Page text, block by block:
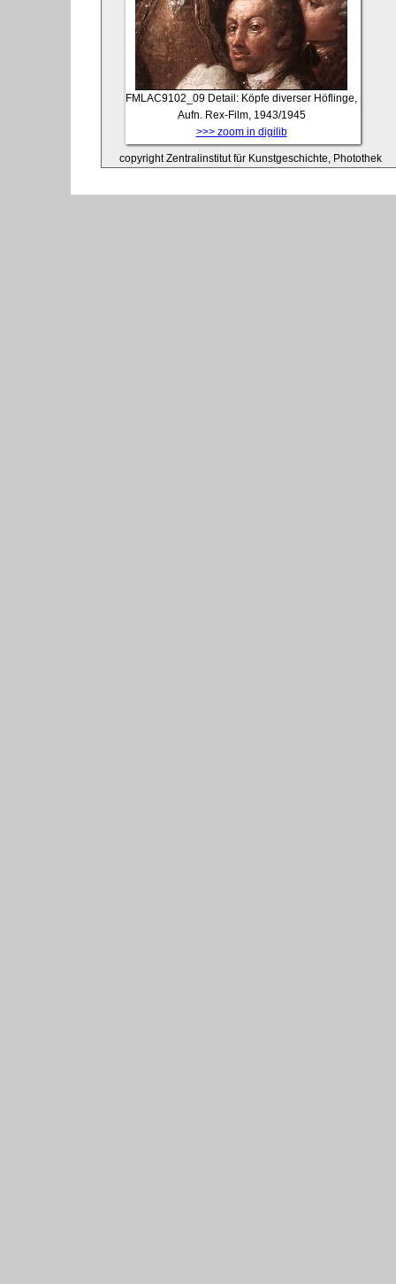
FMLAC9102_09 Detail: Köpfe diverser Höflinge,
Aufn. Rex-Film, 1943/1945
>>> zoom in digilib
copyright Zentralinstitut für Kunstgeschichte, Photothek